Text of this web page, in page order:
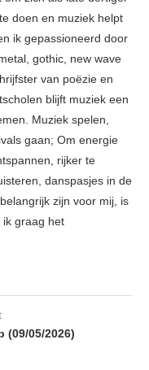
doen en muziek helpt
ik gepassioneerd door
gothic, new wave
van poëzie en
blijft muziek een
Muziek spelen,
gaan; Om energie
rijker te
danspasjes in de
zijn voor mij, is
ik graag het
(09/05/2026)